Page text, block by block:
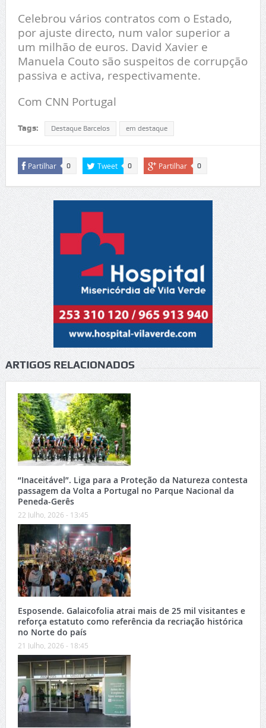
Celebrou vários contratos com o Estado,
por ajuste directo, num valor superior a
um milhão de euros. David Xavier e
Manuela Couto são suspeitos de corrupção
passiva e activa, respectivamente.
Com CNN Portugal
Tags: Destaque Barcelos em destaque
Partilhar 0 Tweet 0 Partilhar 0
ARTIGOS RELACIONADOS
“Inaceitável”. Liga para a Proteção da Natureza contesta
passagem da Volta a Portugal no Parque Nacional da
Peneda-Gerês
22 Julho, 2026 - 13:45
Esposende. Galaicofolia atrai mais de 25 mil visitantes e
reforça estatuto como referência da recriação histórica
no Norte do país
21 Julho, 2026 - 18:45